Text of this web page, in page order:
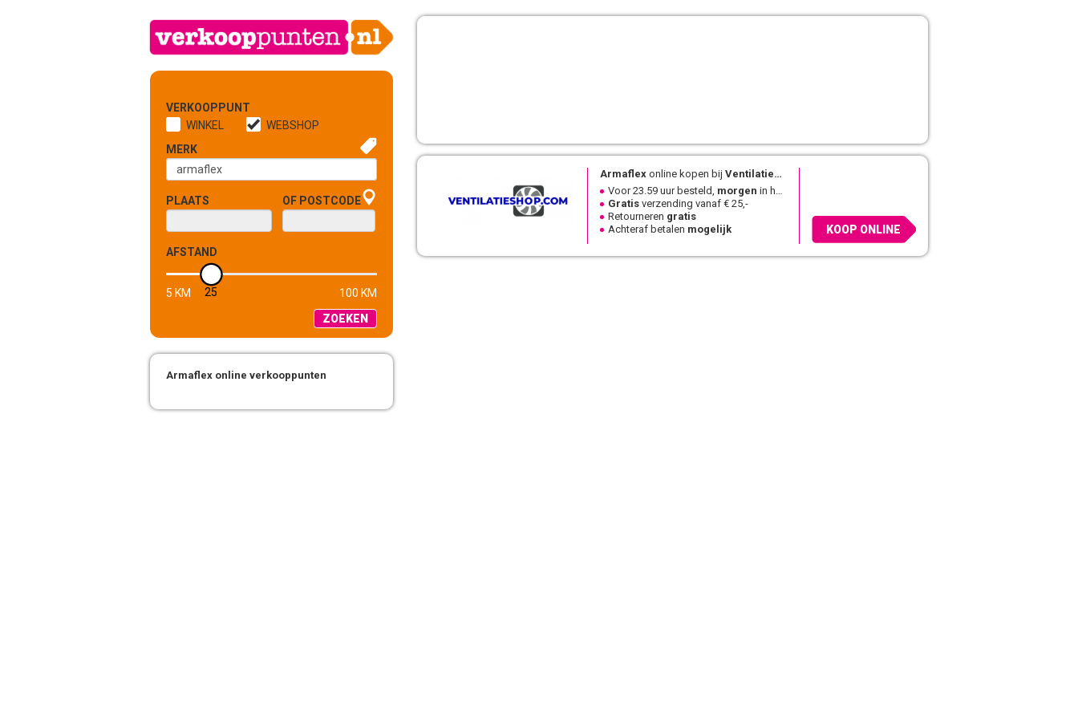
VERKOOPPUNT
WINKEL
WEBSHOP
MERK
PLAATS OF POSTCODE
AFSTAND
5 KM 25
100 KM
ZOEKEN
Armaflex online verkooppunten
Armaflex online kopen bij Ventilatieshop.com
Voor 23.59 uur besteld, morgen in huis
Gratis verzending vanaf € 25,-
Retourneren gratis
Achteraf betalen mogelijk KOOP ONLINE